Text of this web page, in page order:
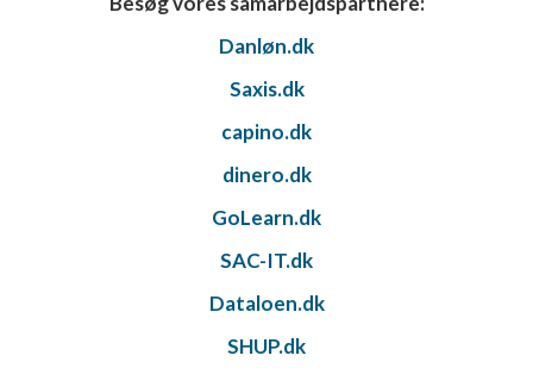
Danløn.dk
Saxis.dk
capino.dk
dinero.dk
GoLearn.dk
SAC-IT.dk
Dataloen.dk
SHUP.dk